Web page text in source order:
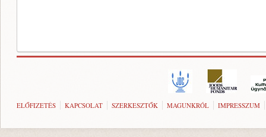
ELŐFIZETÉS KAPCSOLAT SZERKESZTŐK MAGUNKRÓL IMPRESSZUM